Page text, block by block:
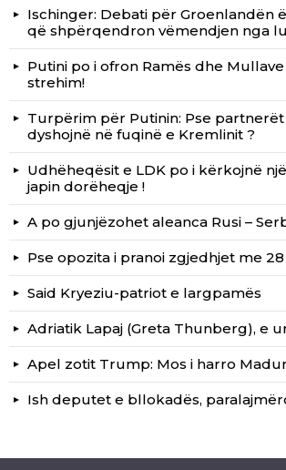
Ischinger: Debati për Groenlandën
që shpërqendron vëmendjen nga
Putini po i ofron Ramës dhe
strehim!
Turpërim për Putinin: Pse partnerët
dyshojnë në fuqinë e Kremlinit ?
Udhëheqësit e LDK po i kërkojnë
japin dorëheqje !
A po gjunjëzohet aleanca Rusi –
Pse opozita i pranoi zgjedhjet me
Said Kryeziu-patriot e largpamës
Adriatik Lapaj (Greta Thunberg), e
Apel zotit Trump: Mos i harro
Ish deputet e bllokadës,